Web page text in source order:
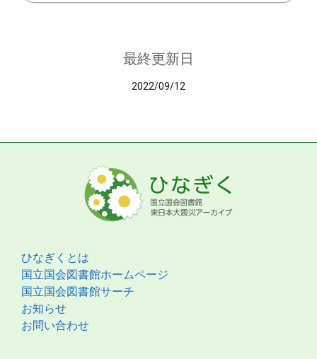
最終更新日
2022/09/12
ひなぎくとは
国立国会図書館ホームページ
国立国会図書館サーチ
お知らせ
お問い合わせ